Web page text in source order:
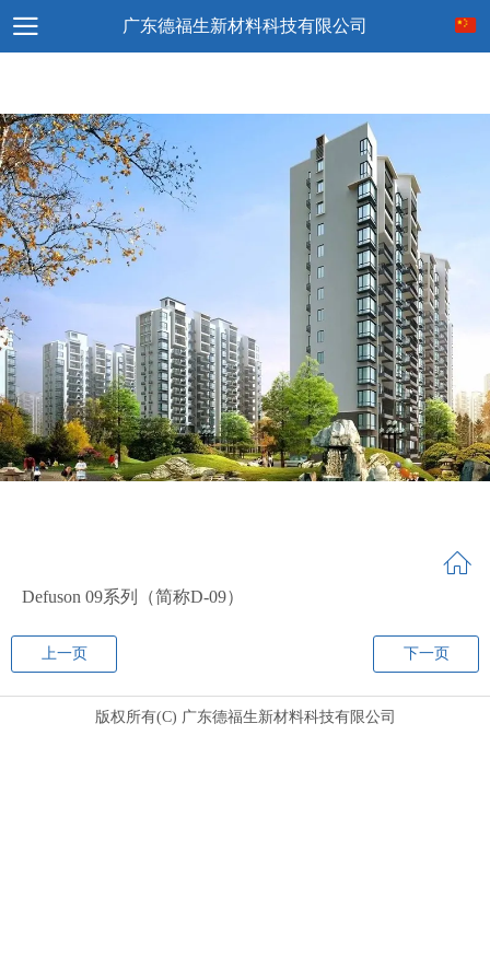
广东德福生新材料科技有限公司
Defuson 09系列（简称D-09）
上一页 下一页
版权所有(C) 广东德福生新材料科技有限公司